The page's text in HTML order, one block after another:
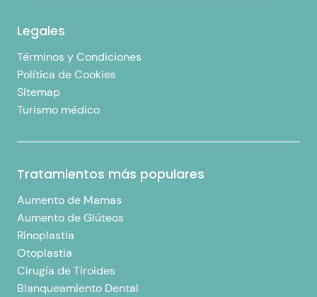
Legales
Términos y Condiciones
Política de Cookies
Sitemap
Turismo médico
Tratamientos más populares
Aumento de Mamas
Aumento de Glúteos
Rinoplastia
Otoplastia
Cirugía de Tiroides
Blanqueamiento Dental